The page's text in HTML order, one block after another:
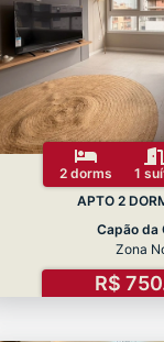
2 dorms 1
APTO 2
Capão da
Zona
R$